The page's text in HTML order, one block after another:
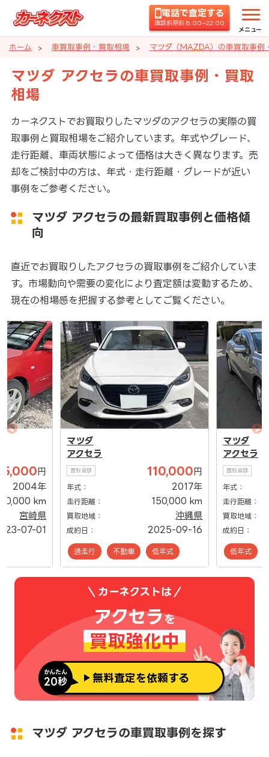
電話で査定する
通話料無料 8:00~22:00
メニュー
ホーム 車買取事例・買取相場 マツダ（MAZDA）の車買取事例
マツダ アクセラの車買取事例・買取
相場
カーネクストでお買取りしたマツダのアクセラの実際の買
取事例と買取相場をご紹介しています。年式やグレード、
走行距離、車両状態によって価格は大きく異なります。売
却をご検討中の方は、年式・走行距離・グレードが近い
事例をご参考ください。
マツダ アクセラの最新買取事例と価格傾
向
直近でお買取りしたアクセラの買取事例をご紹介していま
す。市場動向や需要の変化により査定額は変動するため、
現在の相場感を把握する参考としてご覧ください。
円
2004年
km
宮崎県
07-01
マツダ
アクセラ
買取金額 110,000 円
年式： 2017年
走行距離： 150,000 km
買取地域： 沖縄県
成約日： 2025-09-16
過走行 不動車 低年式
マツダ
アクセラ
買取金額
年式：
走行距離：
買取地域：
成約日：
低年式
カーネクストは
アクセラを
買取強化中
かんたん
20秒 無料査定を依頼する
マツダ アクセラの車買取事例を探す